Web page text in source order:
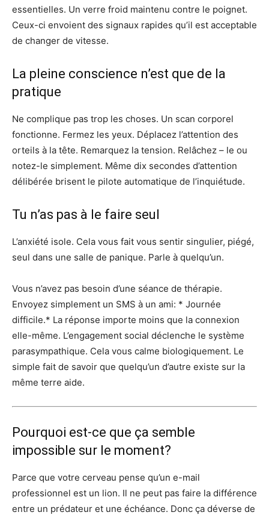
essentielles. Un verre froid maintenu contre le poignet.
Ceux-ci envoient des signaux rapides qu’il est acceptable
de changer de vitesse.
La pleine conscience n’est que de la
pratique
Ne complique pas trop les choses. Un scan corporel
fonctionne. Fermez les yeux. Déplacez l’attention des
orteils à la tête. Remarquez la tension. Relâchez – le ou
notez-le simplement. Même dix secondes d’attention
délibérée brisent le pilote automatique de l’inquiétude.
Tu n’as pas à le faire seul
L’anxiété isole. Cela vous fait vous sentir singulier, piégé,
seul dans une salle de panique. Parle à quelqu’un.
Vous n’avez pas besoin d’une séance de thérapie.
Envoyez simplement un SMS à un ami: * Journée
difficile.* La réponse importe moins que la connexion
elle-même. L’engagement social déclenche le système
parasympathique. Cela vous calme biologiquement. Le
simple fait de savoir que quelqu’un d’autre existe sur la
même terre aide.
Pourquoi est-ce que ça semble
impossible sur le moment?
Parce que votre cerveau pense qu’un e-mail
professionnel est un lion. Il ne peut pas faire la différence
entre un prédateur et une échéance. Donc ça déverse de